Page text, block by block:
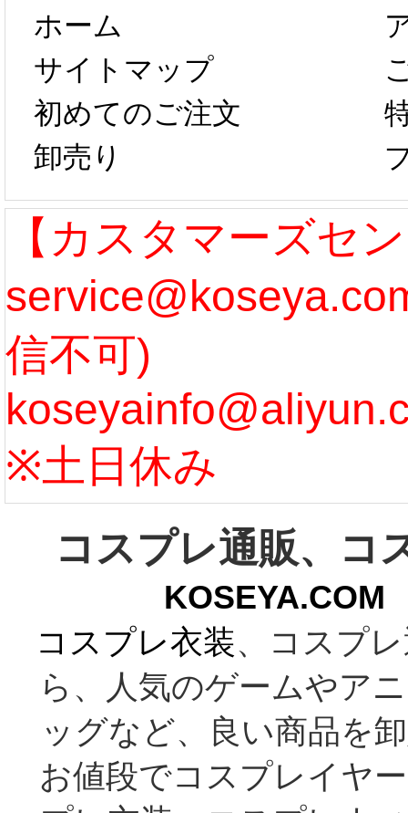
は、2月25日か
らコスプレ制
作、発送予定と
なります。 ...
[more]
字半
第二
たし
ル期
まで
う...
ホーム
サイトマップ
初めてのご注文
卸売り
【カスタマーズセ
信不可)
※土日休み
コスプレ通販、コ
コスプレ衣装、コスプ
ら、人気のゲームやア
ッグなど、良い商品を
お値段でコスプレイヤ